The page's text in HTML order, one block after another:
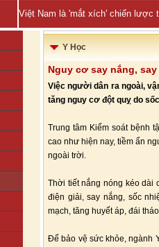
Việt Nam là 'mắt xích' chiến lược
Y Học
Nguy cơ say nắng,
Việc người dân ra ngoài,
tăng nguy cơ đột quỵ do
Trung tâm Kiểm soát bệnh
cao như hiện nay, tiềm ẩn
ngoài trời.
Thời tiết nắng nóng kéo dài
điện giải, say nắng, sốc
mạch, tăng huyết áp, đái
Để bảo vệ sức khỏe, ngành